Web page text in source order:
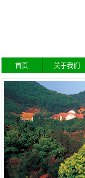
首页 关于我们